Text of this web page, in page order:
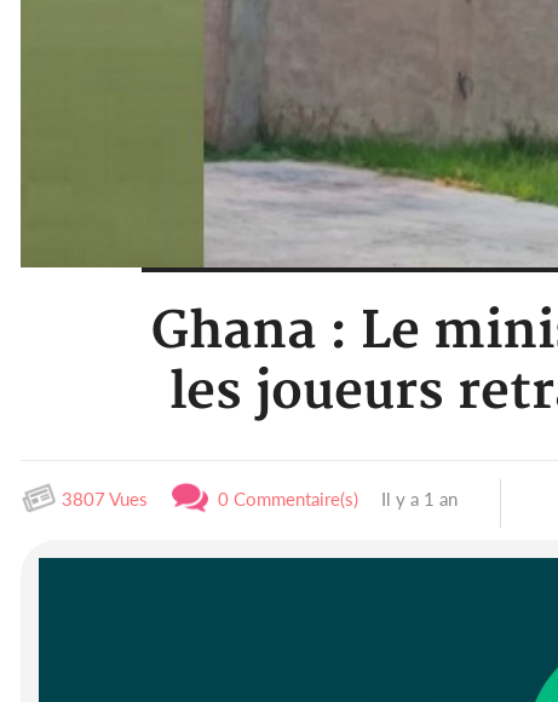
Ghana : Le
les joueurs
3807 Vues 0 Commentaire(s) Il y a 1 an